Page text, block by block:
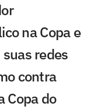
na Copa e
redes
contra
Copa do